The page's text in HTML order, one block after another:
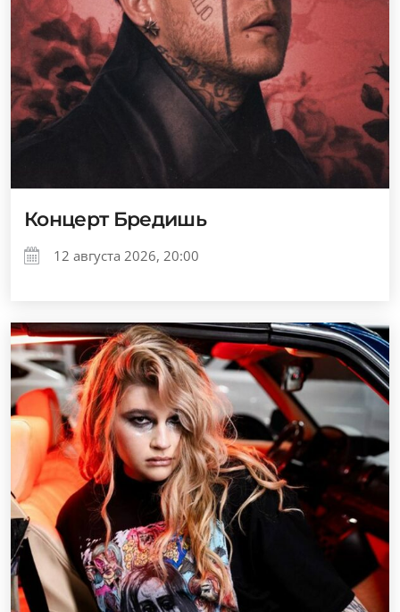
Концерт Бредишь
12 августа 2026, 20:00